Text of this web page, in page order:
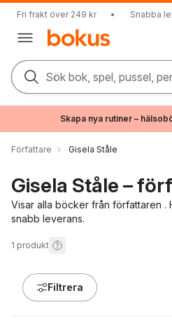
Fri frakt över 249 kr • Snabba
Sök bok, spel, pussel,
Skapa nya rutiner –
Författare Gisela Ståle
Gisela Ståle –
Visar alla böcker från författaren .
snabb leverans.
1 produkt
Filtrera